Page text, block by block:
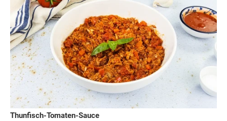
Thunfisch-Tomaten-Sauce